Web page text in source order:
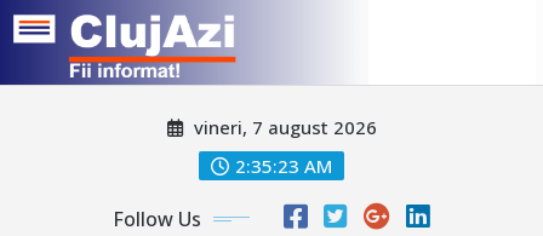
vineri, 7 august 2026
2:35:25 AM
Follow Us